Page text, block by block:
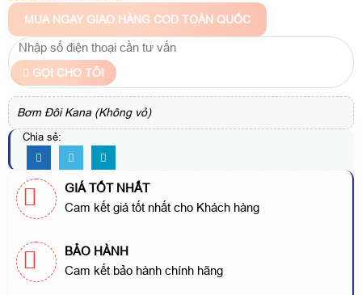
MUA NGAY GIAO HÀNG COD TOÀN QUỐC
GỌI CHO TÔI
Bơm Đôi Kana (Không vỏ)
Chia sẻ:
GIÁ TỐT NHẤT
Cam kết giá tốt nhất cho Khách hàng
BẢO HÀNH
Cam kết bảo hành chính hãng